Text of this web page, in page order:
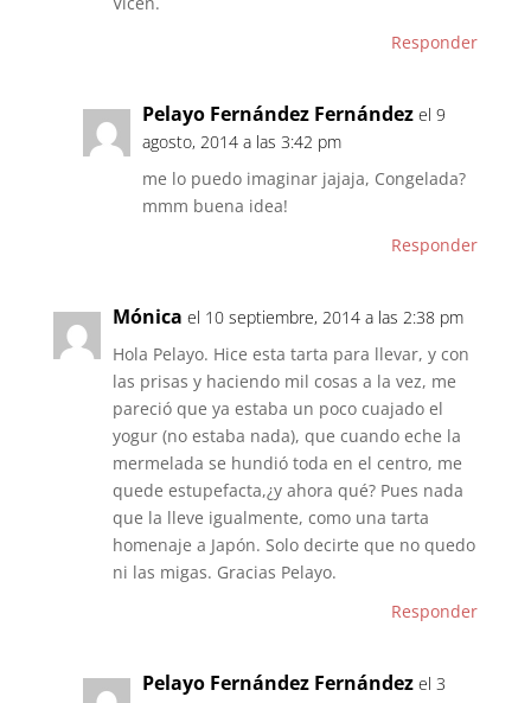
Responder
Pelayo Fernández Fernández el 9
agosto, 2014 a las 3:42 pm
me lo puedo imaginar jajaja, Congelada?
mmm buena idea!
Responder
Mónica el 10 septiembre, 2014 a las 2:38 pm
Hola Pelayo. Hice esta tarta para llevar, y con
las prisas y haciendo mil cosas a la vez, me
pareció que ya estaba un poco cuajado el
yogur (no estaba nada), que cuando eche la
mermelada se hundió toda en el centro, me
quede estupefacta,¿y ahora qué? Pues nada
que la lleve igualmente, como una tarta
homenaje a Japón. Solo decirte que no quedo
ni las migas. Gracias Pelayo.
Responder
Pelayo Fernández Fernández el 3